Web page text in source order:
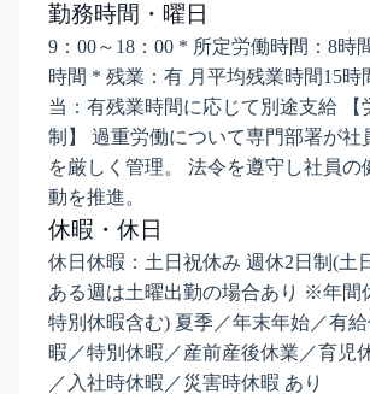
勤務時間・曜日
9：00～18：00 * 所定労働時間：8時
時間 * 残業：有 月平均残業時間15時
当：有残業時間に応じて別途支給 【
制】 過重労働について専門部署が社
を厳しく管理。 法令を遵守し社員の
動を推進。
休暇・休日
休日休暇：土日祝休み 週休2日制(土
ある週は土曜出勤の場合あり ※年間
特別休暇含む) 夏季／年末年始／有
暇／特別休暇／産前産後休業／育児
／入社時休暇／災害時休暇 あり